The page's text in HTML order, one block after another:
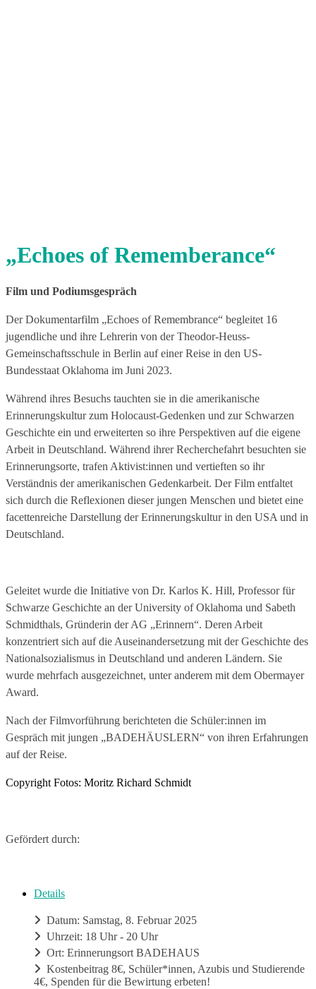
„Echoes of Rememberance“
Film und Podiumsgespräch
Der Dokumentarfilm „Echoes of Remembrance“ begleitet 16
jugendliche und ihre Lehrerin von der Theodor-Heuss-
Gemeinschaftsschule in Berlin auf einer Reise in den US-
Bundesstaat Oklahoma im Juni 2023.
Während ihres Besuchs tauchten sie in die amerikanische
Erinnerungskultur zum Holocaust-Gedenken und zur Schwarzen
Geschichte ein und erweiterten so ihre Perspektiven auf die eigene
Arbeit in Deutschland. Während ihrer Recherchefahrt besuchten sie
Erinnerungsorte, trafen Aktivist:innen und vertieften so ihr
Verständnis der amerikanischen Gedenkarbeit. Der Film entfaltet
sich durch die Reflexionen dieser jungen Menschen und bietet eine
facettenreiche Darstellung der Erinnerungskultur in den USA und in
Deutschland.
Geleitet wurde die Initiative von Dr. Karlos K. Hill, Professor für
Schwarze Geschichte an der University of Oklahoma und Sabeth
Schmidthals, Gründerin der AG „Erinnern“. Deren Arbeit
konzentriert sich auf die Auseinandersetzung mit der Geschichte des
Nationalsozialismus in Deutschland und anderen Ländern. Sie
wurde mehrfach ausgezeichnet, unter anderem mit dem Obermayer
Award.
Nach der Filmvorführung berichteten die Schüler:innen im
Gespräch mit jungen „BADEHÄUSLERN“ von ihren Erfahrungen
auf der Reise.
Copyright Fotos: Moritz Richard Schmidt
Gefördert durch:
Details
Datum: Samstag, 8. Februar 2025
Uhrzeit: 18 Uhr - 20 Uhr
Ort: Erinnerungsort BADEHAUS
Kostenbeitrag 8€, Schüler*innen, Azubis und Studierende
4€, Spenden für die Bewirtung erbeten!